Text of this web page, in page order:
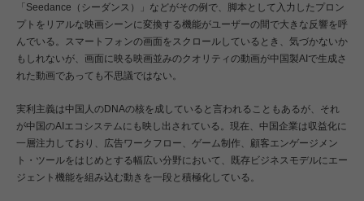
「Seedance（シーダンス）」などがその例で、脚本として入力したプロン
プトをリアルな映画シーンに変換する機能がユーザーの間で大きな反響を呼
んでいる。スマートフォンの画面をスクロールしているとき、気づかないか
もしれないが、画面に映る映画並みのクオリティの動画が中国製AIで生成さ
れた動画であっても不思議ではない。
実利主義は中国人のDNAの核を成していると言われることもあるが、それ
が中国のAIエコシステムにも映し出されている。現在、中国企業は収益化に
一層注力しており、広告ワークフロー、ゲーム制作、顧客エンゲージメン
ト・ツールをはじめとする幅広い分野において、既存ビジネスモデルにエー
ジェント機能を組み込む動きを一段と積極化している。